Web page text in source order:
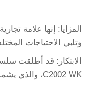
المزايا: إنها علامة
وتلبي الاحتياجات المختلفة. كما
C2002 WK، والذي يشمل عددًا من الملحقات لبرامج مختلفة.